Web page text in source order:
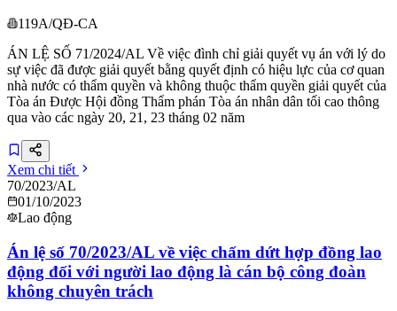
119A/QĐ-CA
ÁN LỆ SỐ 71/2024/AL Về việc đình chỉ giải quyết vụ án với lý do
sự việc đã được giải quyết bằng quyết định có hiệu lực của cơ quan
nhà nước có thẩm quyền và không thuộc thẩm quyền giải quyết của
Tòa án Được Hội đồng Thẩm phán Tòa án nhân dân tối cao thông
qua vào các ngày 20, 21, 23 tháng 02 năm
Xem chi tiết
70/2023/AL
01/10/2023
Lao động
Án lệ số 70/2023/AL về việc chấm dứt hợp đồng lao
động đối với người lao động là cán bộ công đoàn
không chuyên trách